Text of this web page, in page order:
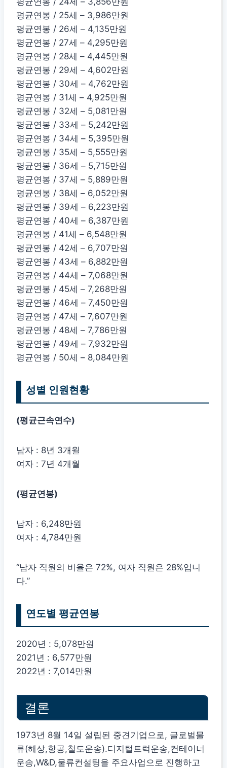
평균연봉 / 25세 – 3,986만원
평균연봉 / 26세 – 4,135만원
평균연봉 / 27세 – 4,295만원
평균연봉 / 28세 – 4,445만원
평균연봉 / 29세 – 4,602만원
평균연봉 / 30세 – 4,762만원
평균연봉 / 31세 – 4,925만원
평균연봉 / 32세 – 5,081만원
평균연봉 / 33세 – 5,242만원
평균연봉 / 34세 – 5,395만원
평균연봉 / 35세 – 5,555만원
평균연봉 / 36세 – 5,715만원
평균연봉 / 37세 – 5,889만원
평균연봉 / 38세 – 6,052만원
평균연봉 / 39세 – 6,223만원
평균연봉 / 40세 – 6,387만원
평균연봉 / 41세 – 6,548만원
평균연봉 / 42세 – 6,707만원
평균연봉 / 43세 – 6,882만원
평균연봉 / 44세 – 7,068만원
평균연봉 / 45세 – 7,268만원
평균연봉 / 46세 – 7,450만원
평균연봉 / 47세 – 7,607만원
평균연봉 / 48세 – 7,786만원
평균연봉 / 49세 – 7,932만원
평균연봉 / 50세 – 8,084만원
성별 인원현황
(평균근속연수)
남자 : 8년 3개월
여자 : 7년 4개월
(평균연봉)
남자 : 6,248만원
여자 : 4,784만원
“남자 직원의 비율은 72%, 여자 직원은 28%입니
다.”
연도별 평균연봉
2020년 : 5,078만원
2021년 : 6,577만원
2022년 : 7,014만원
결론
1973년 8월 14일 설립된 중견기업으로, 글로벌물
류(해상,항공,철도운송).디지털트럭운송,컨테이너
운송,W&D,물류컨설팅을 주요사업으로 진행하고